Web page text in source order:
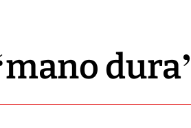
dura’